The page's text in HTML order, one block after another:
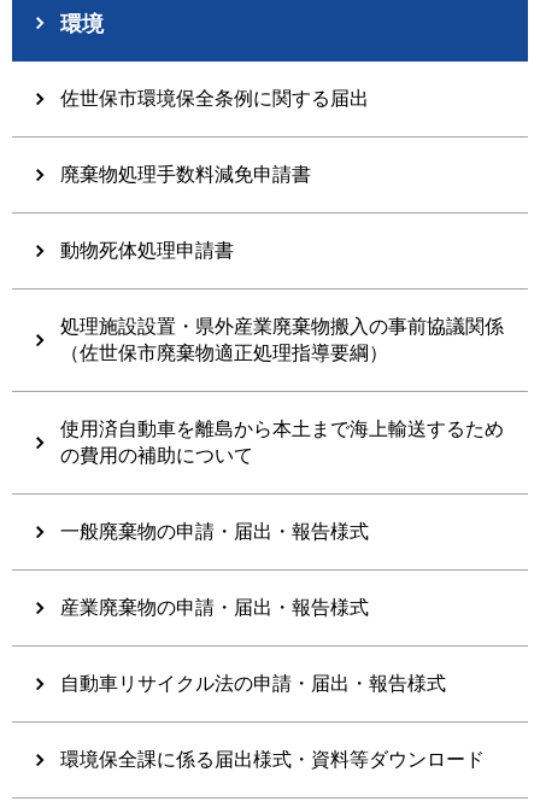
環境
佐世保市環境保全条例に関する届出
廃棄物処理手数料減免申請書
動物死体処理申請書
処理施設設置・県外産業廃棄物搬入の事前協議関係
（佐世保市廃棄物適正処理指導要綱）
使用済自動車を離島から本土まで海上輸送するため
の費用の補助について
一般廃棄物の申請・届出・報告様式
産業廃棄物の申請・届出・報告様式
自動車リサイクル法の申請・届出・報告様式
環境保全課に係る届出様式・資料等ダウンロード